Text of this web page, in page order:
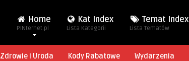
Home
PINternet.pl
Kat Index
Lista Kategorii
Temat Index
Lista Tematów
Zdrowie i Uroda Kody Rabatowe Wydarzenia